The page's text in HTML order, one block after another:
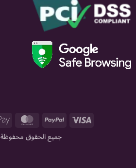
Visa
PayPal
MasterCard
Apple
جميع الحقوق محفوظة ©